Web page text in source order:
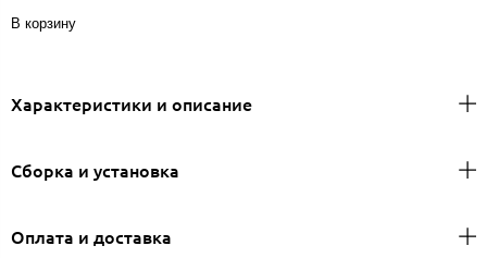
В корзину
Характеристики и описание
Сборка и установка
Оплата и доставка